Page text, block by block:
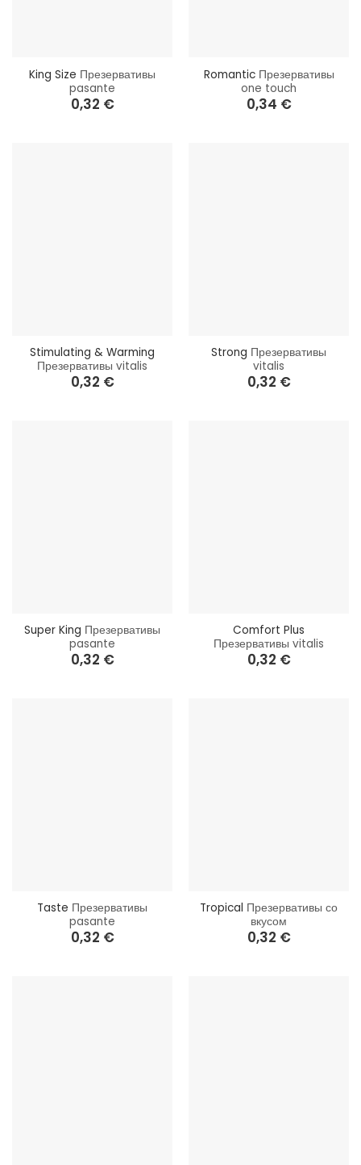
King Size Презервативы
pasante
0,32 €
Romantic Презервативы
one touch
0,34 €
Stimulating & Warming
Презервативы vitalis
0,32 €
Strong Презервативы
vitalis
0,32 €
Super King Презервативы
pasante
0,32 €
Comfort Plus
Презервативы vitalis
0,32 €
Taste Презервативы
pasante
0,32 €
Tropical Презервативы со
вкусом
0,32 €